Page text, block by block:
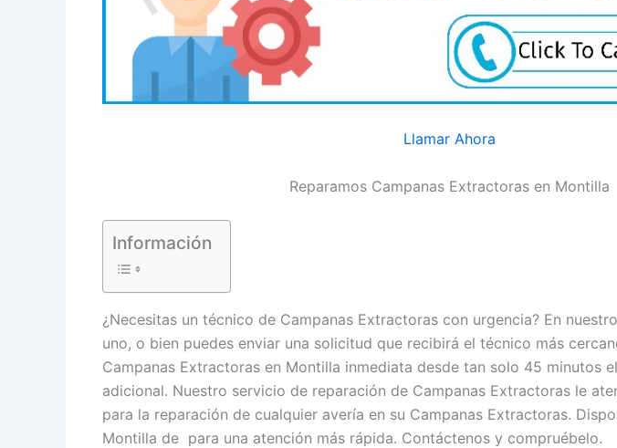
Llamar Ahora
Reparamos Campanas Extractoras en Montilla
Información
¿Necesitas un técnico de Campanas Extractoras con urgencia? En
uno, o bien puedes enviar una solicitud que recibirá el técnico más
Campanas Extractoras en Montilla inmediata desde tan solo 45 minutos
adicional. Nuestro servicio de reparación de Campanas Extractoras le
para la reparación de cualquier avería en su Campanas Extractoras.
Montilla de para una atención más rápida. Contáctenos y compruébelo.